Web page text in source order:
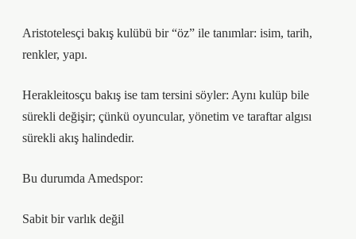
Aristotelesçi bakış kulübü bir “öz” ile tanımlar: isim, tarih,
renkler, yapı.
Herakleitosçu bakış ise tam tersini söyler: Aynı kulüp bile
sürekli değişir; çünkü oyuncular, yönetim ve taraftar algısı
sürekli akış halindedir.
Bu durumda Amedspor:
Sabit bir varlık değil